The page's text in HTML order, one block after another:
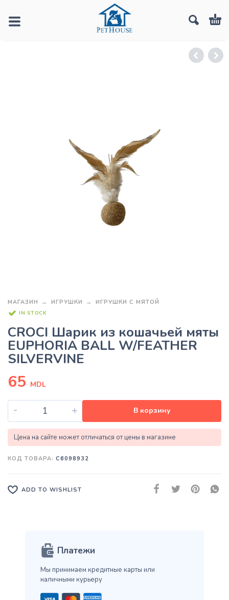
МАГАЗИН ИГРУШКИ ИГРУШКИ С МЯТОЙ
IN STOCK
CROCI Шарик из кошачьей мяты
EUPHORIA BALL W/FEATHER
SILVERVINE
65 MDL
- + В корзину
Цена на сайте может отличаться от цены в магазине
КОД ТОВАРА: C6098932
ADD TO WISHLIST
Платежи
Мы принимаем кредитные карты или
наличными курьеру